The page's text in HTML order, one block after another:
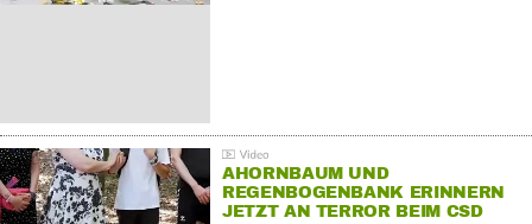
AHORNBAUM UND
REGENBOGENBANK ERINNERN
JETZT AN TERROR BEIM CSD